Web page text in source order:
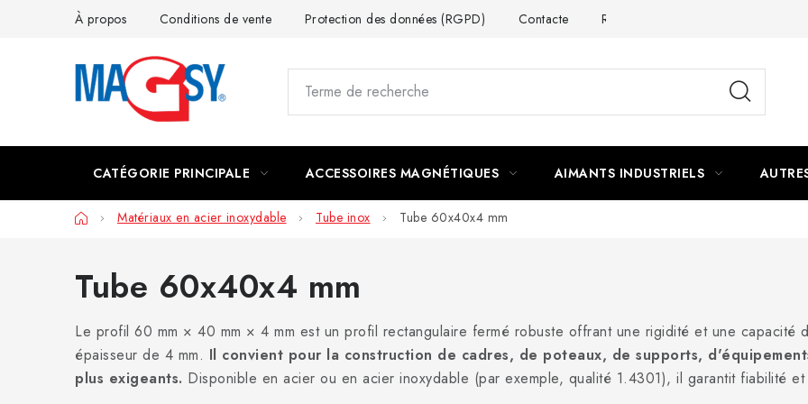
À propos Conditions de vente Protection des données (RGPD) Contacte Rétractation du contrat
CATÉGORIE PRINCIPALE ACCESSOIRES MAGNÉTIQUES AIMANTS INDUSTRIELS
AccueilMatériaux en acier inoxydable Tube inox Tube 60x40x4 mm
Tube 60x40x4 mm
Le profil 60 mm × 40 mm × 4 mm est un profil rectangulaire fermé robuste offrant une rigidité et une
épaisseur de 4 mm. Il convient pour la construction de cadres, de poteaux, de supports,
plus exigeants. Disponible en acier ou en acier inoxydable (par exemple, qualité 1.4301), il garantit fiabilité